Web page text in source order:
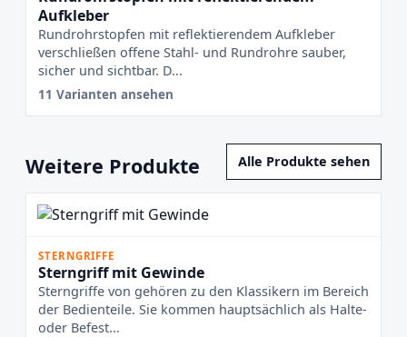
Aufkleber
Rundrohrstopfen mit reflektierendem Aufkleber
verschließen offene Stahl- und Rundrohre sauber,
sicher und sichtbar. D...
11 Varianten ansehen
Weitere Produkte Alle Produkte sehen
STERNGRIFFE
Sterngriff mit Gewinde
Sterngriffe von gehören zu den Klassikern im Bereich
der Bedienteile. Sie kommen hauptsächlich als Halte-
oder Befest...